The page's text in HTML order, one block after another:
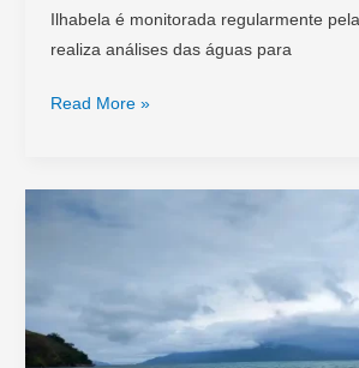
Ilhabela é monitorada regularmente
realiza análises das águas para
Praias
Ilhabela:
Consulte
Viajar
Read More »